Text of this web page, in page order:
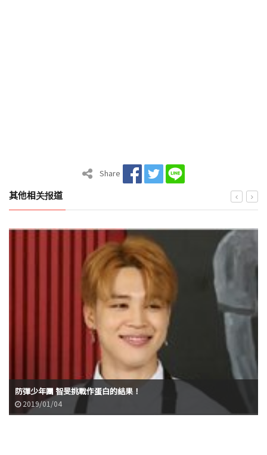
Share
其他相关报道
防彈少年團 智旻挑戰作蛋白的結果！
2019/01/04